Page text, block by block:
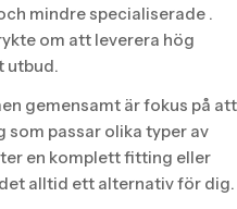
mindre specialiserade .
om att leverera hög
utbud.
gemensamt är fokus på att
passar olika typer av
en komplett fitting eller
alltid ett alternativ för dig.